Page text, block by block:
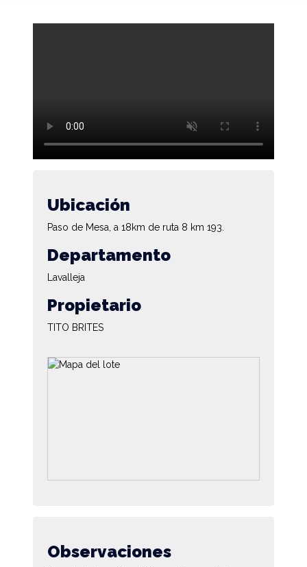
Ubicación
Paso de Mesa, a 18km de ruta 8 km 193.
Departamento
Lavalleja
Propietario
TITO BRITES
Observaciones